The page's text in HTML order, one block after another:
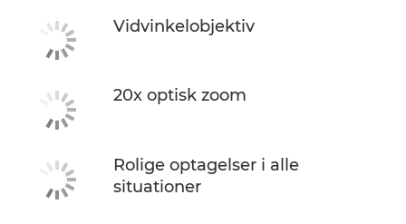
Vidvinkelobjektiv
20x optisk zoom
Rolige optagelser i alle
situationer